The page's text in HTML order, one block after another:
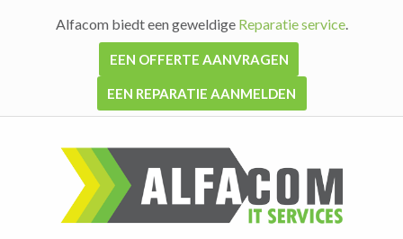
Alfacom biedt een geweldige Reparatie service.
EEN OFFERTE AANVRAGEN
EEN REPARATIE AANMELDEN